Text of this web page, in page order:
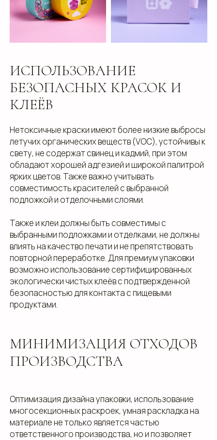
ИСПОЛЬЗОВАНИЕ
БЕЗОПАСНЫХ КРАСОК И
КЛЕЁВ
Нетоксичные краски имеют более низкие выбросы
летучих органических веществ (VOC), устойчивы к
свету, не содержат свинец и кадмий, при этом
обладают хорошей адгезией и широкой палитрой
ярких цветов. Также важно учитывать
совместимость красителей с выбранной
подложкой и отделочными слоями.
Также и клеи должны быть совместимы с
выбранными подложками и отделками, не должны
влиять на качество печати и не препятствовать
повторной переработке. Для премиум упаковки
возможно использование сертифицированных
экологически чистых клеёв с подтвержденной
безопасностью для контакта с пищевыми
продуктами.
МИНИМИЗАЦИЯ ОТХОДОВ
ПРОИЗВОДСТВА
Оптимизация дизайна упаковки, использование
многосекционных раскроек, умная раскладка на
материале не только является частью
ответственного производства, но и позволяет